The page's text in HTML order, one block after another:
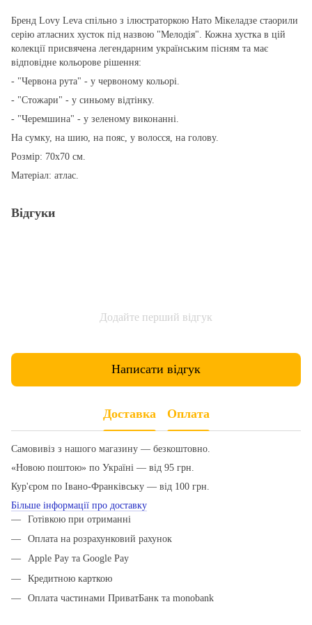
Бренд Lovy Leva спільно з ілюстраторкою Нато Мікеладзе стаорили
серію атласних хусток під назвою "Мелодія". Кожна хустка в цій
колекції присвячена легендарним українським пісням та має
відповідне кольорове рішення:
- "Червона рута" - у червоному кольорі.
- "Стожари" - у синьому відтінку.
- "Черемшина" - у зеленому виконанні.
На сумку, на шию, на пояс, у волосся, на голову.
Розмір: 70x70 см.
Матеріал: атлас.
Відгуки
Додайте перший відгук
Написати відгук
Доставка Оплата
Самовивіз з нашого магазину — безкоштовно.
«Новою поштою» по Україні — від 95 грн.
Кур'єром по Івано-Франківську — від 100 грн.
Більше інформації про доставку
Готівкою при отриманні
Оплата на розрахунковий рахунок
Apple Pay та Google Pay
Кредитною карткою
Оплата частинами ПриватБанк та monobank